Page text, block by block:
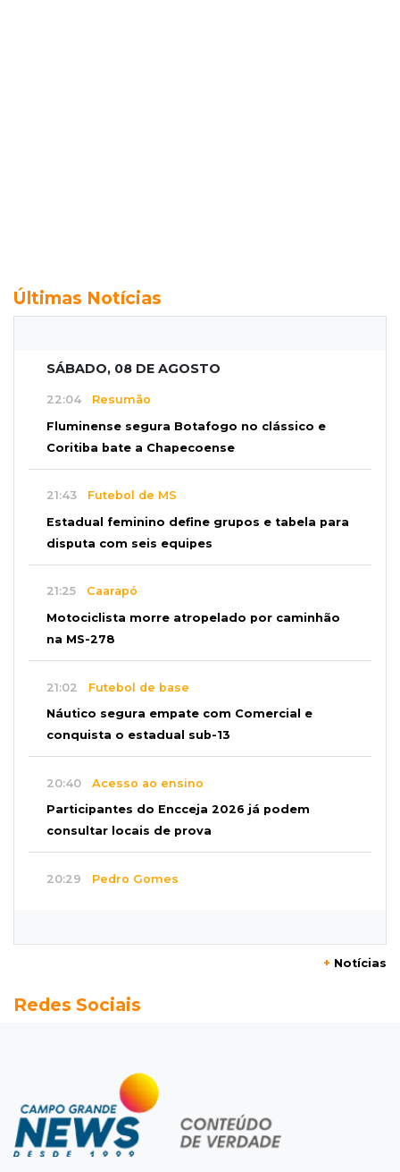
Últimas Notícias
SÁBADO, 08 DE AGOSTO
22:04 Resumão
Fluminense segura Botafogo no clássico e
Coritiba bate a Chapecoense
21:43 Futebol de MS
Estadual feminino define grupos e tabela para
disputa com seis equipes
21:25 Caarapó
Motociclista morre atropelado por caminhão
na MS-278
21:02 Futebol de base
Náutico segura empate com Comercial e
conquista o estadual sub-13
20:40 Acesso ao ensino
Participantes do Encceja 2026 já podem
consultar locais de prova
20:29 Pedro Gomes
Pantanal treina em Goiânia antes de jogo que
Campeonato Brasileiro
Remo busca empate com Atlético-MG e segue
na zona de rebaixamento
+ Notícias
Redes Sociais